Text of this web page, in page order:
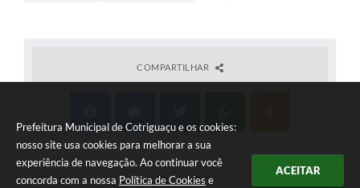
Prefeitura Municipal de Cotriguaçu e os cookies:
nosso site usa cookies para melhorar a sua
experiência de navegação. Ao continuar você
concorda com a nossa Política de Cookies e
ACEITAR
COMPARTILHAR